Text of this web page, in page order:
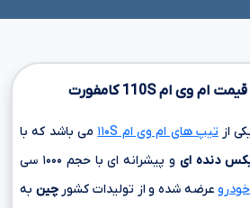
قیمت ام وی ام110S کامفورت
از تیپ های ام وی ام ۱۱۰S
می باشد که با
دنده ای و پیشرانه ای با حجم
۱۰۰۰ سی
عرضه شده و از تولیدات کشورچین به